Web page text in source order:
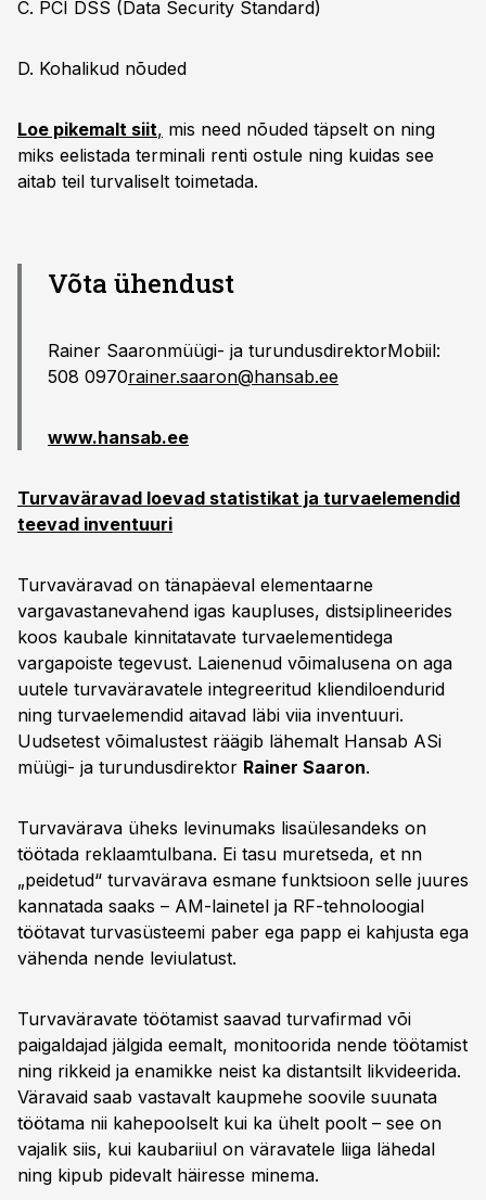
C. PCI DSS (Data Security Standard)
D. Kohalikud nõuded
Loe pikemalt siit, mis need nõuded täpselt on ning
miks eelistada terminali renti ostule ning kuidas see
aitab teil turvaliselt toimetada.
Võta ühendust
Rainer Saaronmüügi- ja turundusdirektorMobiil:
508 0970rainer.saaron@hansab.ee
www.hansab.ee
Turvaväravad loevad statistikat ja turvaelemendid
teevad inventuuri
Turvaväravad on tänapäeval elementaarne
vargavastanevahend igas kaupluses, distsiplineerides
koos kaubale kinnitatavate turvaelementidega
vargapoiste tegevust. Laienenud võimalusena on aga
uutele turvaväravatele integreeritud kliendiloendurid
ning turvaelemendid aitavad läbi viia inventuuri.
Uudsetest võimalustest räägib lähemalt Hansab ASi
müügi- ja turundusdirektor Rainer Saaron.
Turvavärava üheks levinumaks lisaülesandeks on
töötada reklaamtulbana. Ei tasu muretseda, et nn
„peidetud“ turvavärava esmane funktsioon selle juures
kannatada saaks – AM-lainetel ja RF-tehnoloogial
töötavat turvasüsteemi paber ega papp ei kahjusta ega
vähenda nende leviulatust.
Turvaväravate töötamist saavad turvafirmad või
paigaldajad jälgida eemalt, monitoorida nende töötamist
ning rikkeid ja enamikke neist ka distantsilt likvideerida.
Väravaid saab vastavalt kaupmehe soovile suunata
töötama nii kahepoolselt kui ka ühelt poolt – see on
vajalik siis, kui kaubariiul on väravatele liiga lähedal
ning kipub pidevalt häiresse minema.